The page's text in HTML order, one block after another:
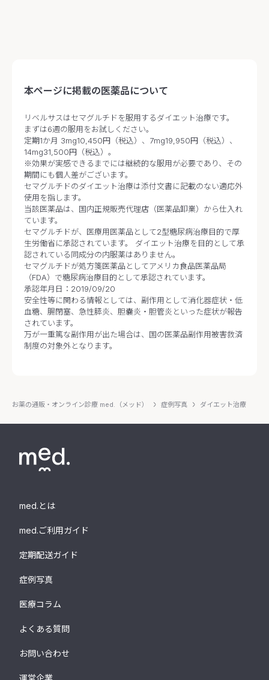
本ページに掲載の医薬品について
リベルサスはセマグルチドを服用するダイエット治療です。
まずは6週の服用をお試しください。
定期1か月 3mg10,450円（税込）、7mg19,950円（税込）、
14mg31,500円（税込）。
※効果が実感できるまでには継続的な服用が必要であり、その
期間にも個人差がございます。
セマグルチドのダイエット治療は添付文書に記載のない適応外
使用を指します。
当該医薬品は、国内正規販売代理店（医薬品卸業）から仕入れ
ています。
セマグルチドが、医療用医薬品として2型糖尿病治療目的で厚
生労働省に承認されています。 ダイエット治療を目的として承
認されている同成分の内服薬はありません。
セマグルチドが処方箋医薬品としてアメリカ食品医薬品局
（FDA）で糖尿病治療目的として承認されています。
承認年月日：2019/09/20
安全性等に関わる情報としては、副作用として消化器症状・低
血糖、腸閉塞、急性膵炎、胆嚢炎・胆管炎といった症状が報告
されています。
万が一重篤な副作用が出た場合は、国の医薬品副作用被害救済
制度の対象外となります。
お薬の通販・オンライン診療 med.（メッド） 症例写真 ダイエット治療
med.とは
med.ご利用ガイド
定期配送ガイド
症例写真
医療コラム
よくある質問
お問い合わせ
運営企業